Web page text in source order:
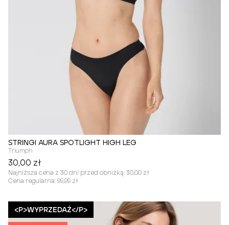
STRINGI AURA SPOTLIGHT HIGH LEG
Triumph
30,00 zł
Najniższa cena z 30 dni przed obniżką: 30,00 zł
Cena regularna: 99,99 zł
<P>WYPRZEDAŻ</P>